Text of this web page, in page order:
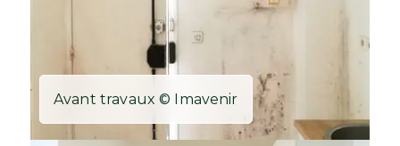
Avant travaux © Imavenir